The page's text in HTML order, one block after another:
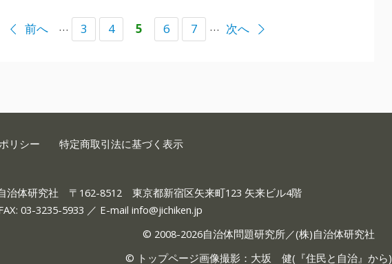
前へ … 3 4 5 6 7 … 次へ
リシー 特定商取引法に基づく表示
治体研究社 〒162-8512 東京都新宿区矢来町123 矢来ビル4階
03-3235-5933 ／ E-mail info@jichiken.jp
© 2008-2026自治体問題研究所／(株)自治体研究社
© トップページ画像撮影：大坂 健(『住民と自治』から)